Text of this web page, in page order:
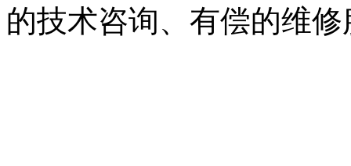
的技术咨询、有偿的维修